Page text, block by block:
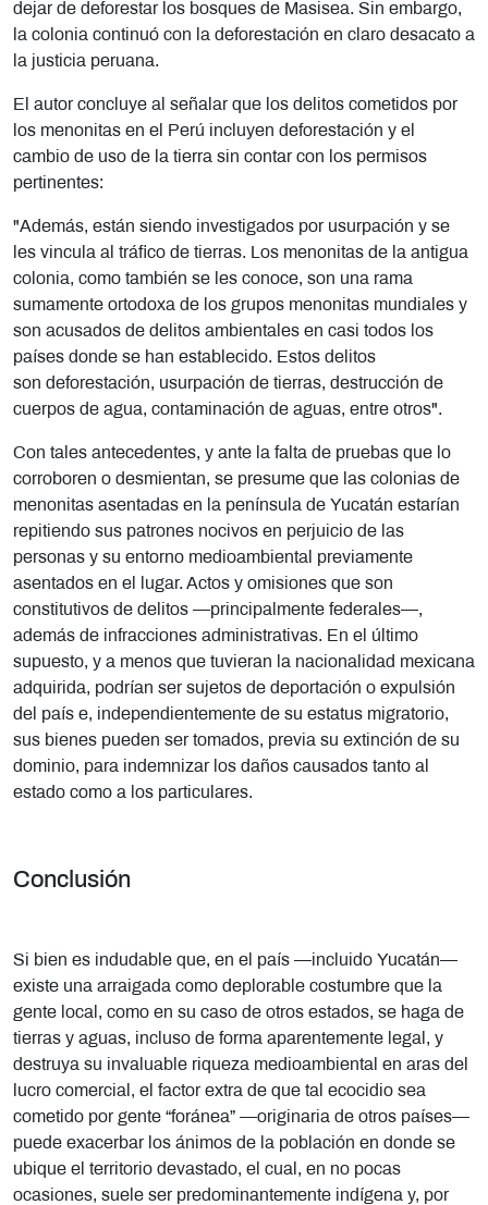
dejar de deforestar los bosques de Masisea. Sin embargo,
la colonia continuó con la deforestación en claro desacato a
la justicia peruana.
El autor concluye al señalar que los delitos cometidos por
los menonitas en el Perú incluyen deforestación y el
cambio de uso de la tierra sin contar con los permisos
pertinentes:
"Además, están siendo investigados por usurpación y se
les vincula al tráfico de tierras. Los menonitas de la antigua
colonia, como también se les conoce, son una rama
sumamente ortodoxa de los grupos menonitas mundiales y
son acusados de delitos ambientales en casi todos los
países donde se han establecido. Estos delitos
son deforestación, usurpación de tierras, destrucción de
cuerpos de agua, contaminación de aguas, entre otros".
Con tales antecedentes, y ante la falta de pruebas que lo
corroboren o desmientan, se presume que las colonias de
menonitas asentadas en la península de Yucatán estarían
repitiendo sus patrones nocivos en perjuicio de las
personas y su entorno medioambiental previamente
asentados en el lugar. Actos y omisiones que son
constitutivos de delitos —principalmente federales—,
además de infracciones administrativas. En el último
supuesto, y a menos que tuvieran la nacionalidad mexicana
adquirida, podrían ser sujetos de deportación o expulsión
del país e, independientemente de su estatus migratorio,
sus bienes pueden ser tomados, previa su extinción de su
dominio, para indemnizar los daños causados tanto al
estado como a los particulares.
Conclusión
Si bien es indudable que, en el país —incluido Yucatán—
existe una arraigada como deplorable costumbre que la
gente local, como en su caso de otros estados, se haga de
tierras y aguas, incluso de forma aparentemente legal, y
destruya su invaluable riqueza medioambiental en aras del
lucro comercial, el factor extra de que tal ecocidio sea
cometido por gente “foránea” —originaria de otros países—
puede exacerbar los ánimos de la población en donde se
ubique el territorio devastado, el cual, en no pocas
ocasiones, suele ser predominantemente indígena y, por